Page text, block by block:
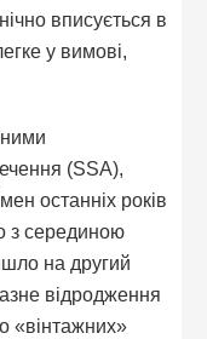
вписується в
у вимові,
(SSA),
останніх років
з серединою
на другий
відродження
«вінтажних»